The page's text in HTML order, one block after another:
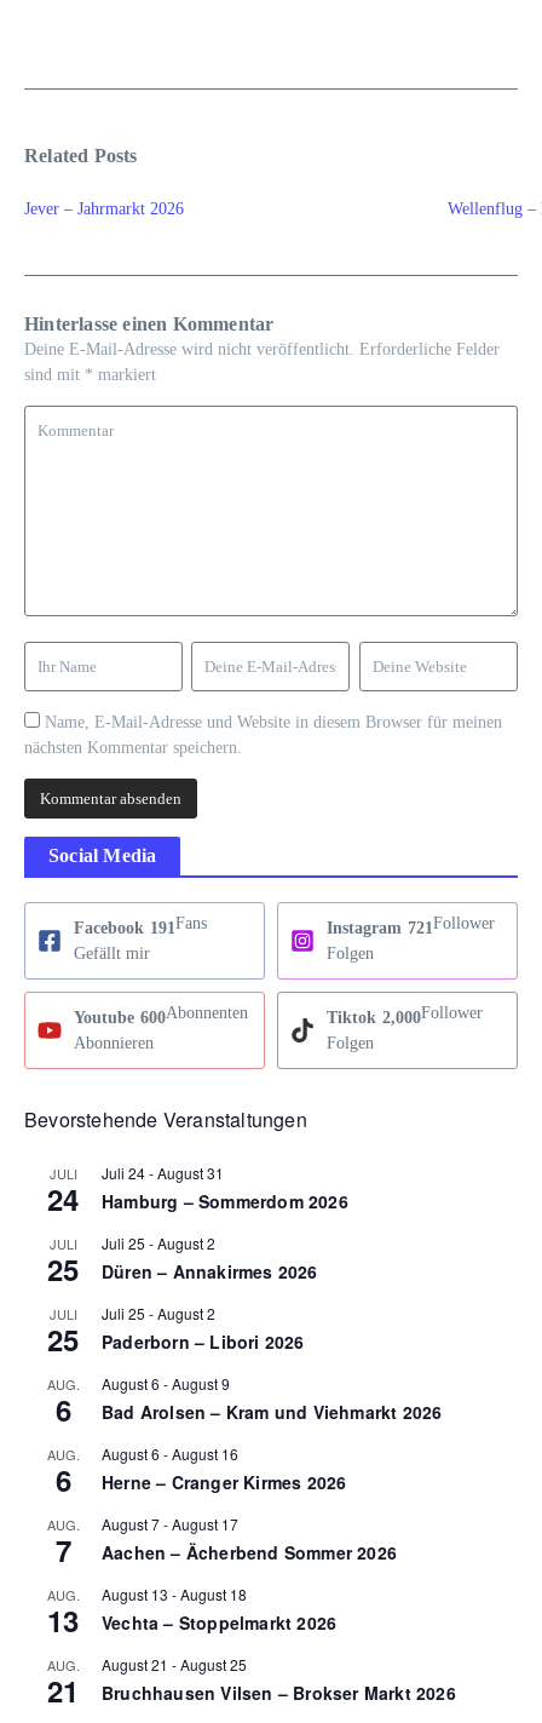
Related Posts
Jever – Jahrmarkt 2026 Wellenflug –
Hinterlasse einen Kommentar
Deine E-Mail-Adresse wird nicht veröffentlicht. Erforderliche Felder
sind mit * markiert
Name, E-Mail-Adresse und Website in diesem Browser für meinen
nächsten Kommentar speichern.
Social Media
Facebook 191Fans
Gefällt mir
Instagram 721Follower
Folgen
Youtube 600Abonnenten
Abonnieren
Tiktok 2,000Follower
Folgen
Bevorstehende Veranstaltungen
JULI
24
Juli 24-August 31
Hamburg – Sommerdom 2026
JULI
25
Juli 25 -August 2
Düren – Annakirmes 2026
JULI
25
Juli 25 -August 2
Paderborn – Libori 2026
AUG.
6
August 6 -August 9
Bad Arolsen – Kram und Viehmarkt 2026
AUG.
6
August 6 -August 16
Herne – Cranger Kirmes 2026
AUG.
7
August 7-August 17
Aachen – Ächerbend Sommer 2026
AUG.
13
August 13 -August 18
Vechta – Stoppelmarkt 2026
AUG.
21
August 21 -August 25
Bruchhausen Vilsen – Brokser Markt 2026